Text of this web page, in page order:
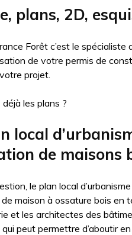
plans, 2D,
Forêt c’est le
de votre permis de
projet.
les plans ?
local
de maisons
le plan local
maison à ossature bois en
et les architectes des
peut permettre d’aboutir